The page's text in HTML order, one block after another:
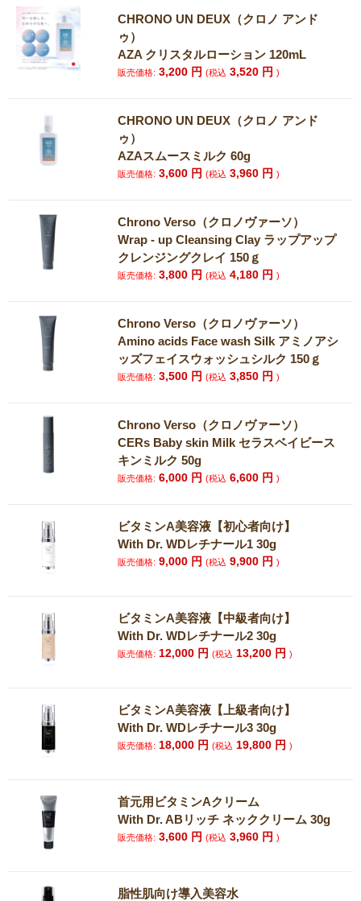
CHRONO UN DEUX（クロノ アンド
ゥ）
AZA クリスタルローション 120mL
販売価格: 3,200 円(税込 3,520 円)
CHRONO UN DEUX（クロノ アンド
ゥ）
AZAスムースミルク 60g
販売価格: 3,600 円(税込 3,960 円)
Chrono Verso（クロノヴァーソ）
Wrap - up Cleansing Clay ラップアップ
クレンジングクレイ 150ｇ
販売価格: 3,800 円(税込 4,180 円)
Chrono Verso（クロノヴァーソ）
Amino acids Face wash Silk アミノアシ
ッズフェイスウォッシュシルク 150ｇ
販売価格: 3,500 円(税込 3,850 円)
Chrono Verso（クロノヴァーソ）
CERs Baby skin Milk セラスベイビース
キンミルク 50g
販売価格: 6,000 円(税込 6,600 円)
ビタミンA美容液【初心者向け】
With Dr. WDレチナール1 30g
販売価格: 9,000 円(税込 9,900 円)
ビタミンA美容液【中級者向け】
With Dr. WDレチナール2 30g
販売価格: 12,000 円(税込 13,200 円)
ビタミンA美容液【上級者向け】
With Dr. WDレチナール3 30g
販売価格: 18,000 円(税込 19,800 円)
首元用ビタミンAクリーム
With Dr. ABリッチ ネッククリーム 30g
販売価格: 3,600 円(税込 3,960 円)
脂性肌向け導入美容水